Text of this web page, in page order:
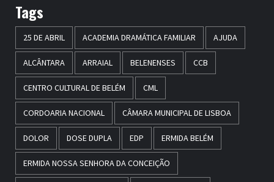
Tags
25 DE ABRIL ACADEMIA DRAMÁTICA FAMILIAR AJUDA
ALCÂNTARA ARRAIAL BELENENSES CCB
CENTRO CULTURAL DE BELÉM CML
CORDOARIA NACIONAL CÂMARA MUNICIPAL DE LISBOA
DOLOR DOSE DUPLA EDP ERMIDA BELÉM
ERMIDA NOSSA SENHORA DA CONCEIÇÃO